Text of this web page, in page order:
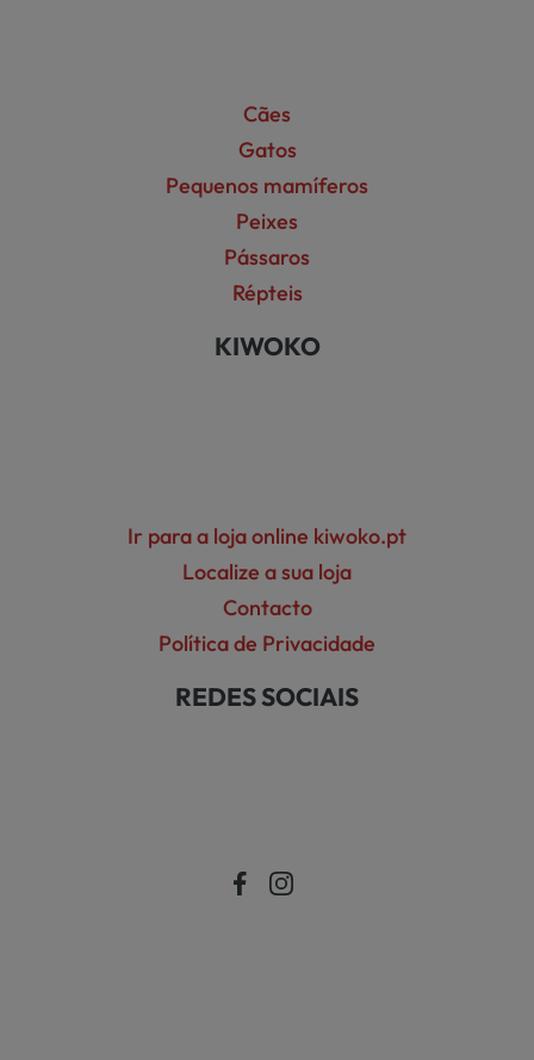
Cães
Gatos
Pequenos mamíferos
Peixes
Pássaros
Répteis
KIWOKO
Ir para a loja online kiwoko.pt
Localize a sua loja
Contacto
Política de Privacidade
REDES SOCIAIS